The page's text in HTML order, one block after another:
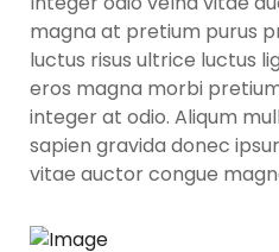
magna at pretium purus
luctus risus ultrice luctus
eros magna morbi
integer at odio. Aliqum
sapien gravida donec
vitae auctor congue